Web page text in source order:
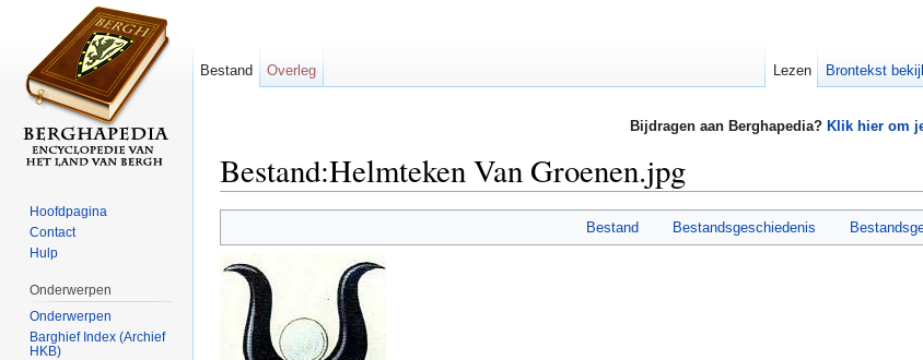
Bijdragen aan Berghapedia? Klik hier om
Bestand:Helmteken Van Groenen.jpg
Bestand Bestandsgeschiedenis
Bestand Overleg Lezen Brontekst
Hoofdpagina
Contact
Hulp
Onderwerpen
Onderwerpen
Barghief Index (Archief
HKB)